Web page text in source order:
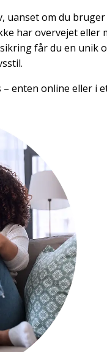
om du
har overvejet
får du en unik
enten online eller i